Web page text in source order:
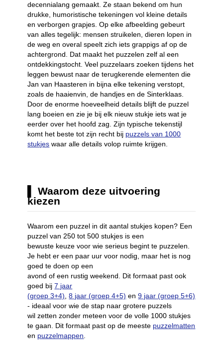
decennialang gemaakt. Ze staan bekend om hun
drukke, humoristische tekeningen vol kleine details
en verborgen grapjes. Op elke afbeelding gebeurt
van alles tegelijk: mensen struikelen, dieren lopen in
de weg en overal speelt zich iets grappigs af op de
achtergrond. Dat maakt het puzzelen zelf al een
ontdekkingstocht. Veel puzzelaars zoeken tijdens het
leggen bewust naar de terugkerende elementen die
Jan van Haasteren in bijna elke tekening verstopt,
zoals de haaienvin, de handjes en de Sinterklaas.
Door de enorme hoeveelheid details blijft de puzzel
lang boeien en zie je bij elk nieuw stukje iets wat je
eerder over het hoofd zag. Zijn typische tekenstijl
komt het beste tot zijn recht bij puzzels van 1000
stukjes waar alle details volop ruimte krijgen.
Waarom deze uitvoering
kiezen
Waarom een puzzel in dit aantal stukjes kopen? Een
puzzel van 250 tot 500 stukjes is een
bewuste keuze voor wie serieus begint te puzzelen.
Je hebt er een paar uur voor nodig, maar het is nog
goed te doen op een
avond of een rustig weekend. Dit formaat past ook
goed bij7 jaar
(groep 3+4),8 jaar (groep 4+5) en9 jaar (groep 5+6)
- ideaal voor wie de stap naar grotere puzzels
wil zetten zonder meteen voor de volle 1000 stukjes
te gaan. Dit formaat past op de meeste puzzelmatten
en puzzelmappen.